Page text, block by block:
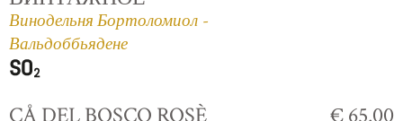
Винодельня Бортоломиол -
Вальдоббьядене
CÅ DEL BOSCO ROSÈ € 65.00